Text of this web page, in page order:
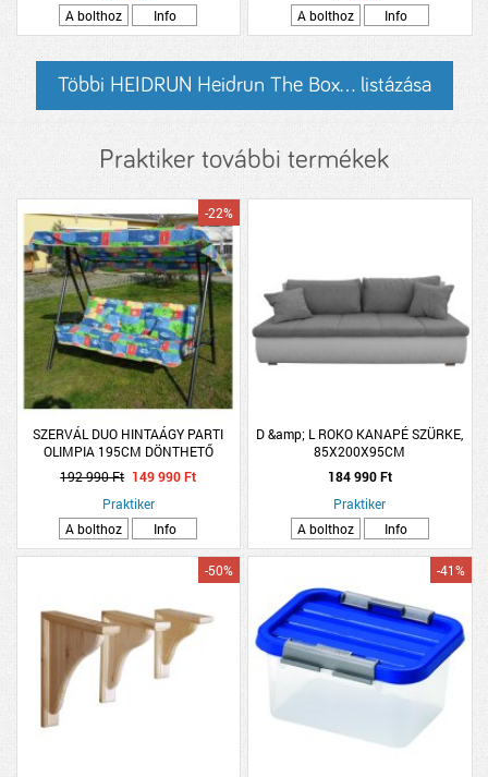
A bolthoz
Info
A bolthoz
Info
Többi HEIDRUN Heidrun The Box... listázása
Praktiker további termékek
SZERVÁL DUO HINTAÁGY PARTI
OLIMPIA 195CM DÖNTHETŐ
-22%
192 990 Ft 149 990 Ft
Praktiker
A bolthoz
Info
D &amp; L ROKO KANAPÉ SZÜRKE,
85X200X95CM
184 990 Ft
Praktiker
A bolthoz
Info
-50% -41%